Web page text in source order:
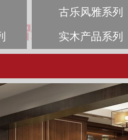
古乐风雅系列